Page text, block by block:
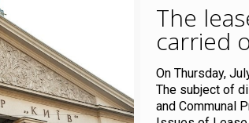
The
carried
On Thursday,
The subject of
and Communal